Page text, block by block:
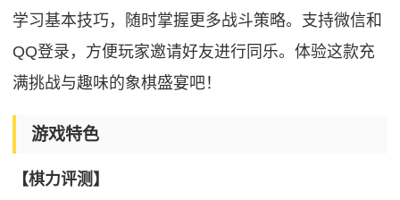
学习基本技巧，随时掌握更多战斗策略。支持微信和
QQ登录，方便玩家邀请好友进行同乐。体验这款充
满挑战与趣味的象棋盛宴吧！
游戏特色
【棋力评测】